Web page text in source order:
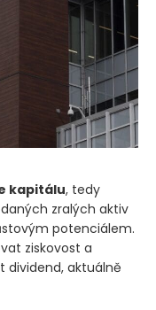
kapitálu, tedy
zralých aktiv
potenciálem.
ziskovost a
dividend, aktuálně